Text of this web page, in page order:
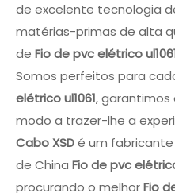
de excelente tecnologia
matérias-primas de alta
de Fio de pvc elétrico
Somos perfeitos para
elétrico ul1061, garantimos
modo a trazer-lhe a
Cabo XSDé um
de China Fio de pvc
procurando o melhorFio